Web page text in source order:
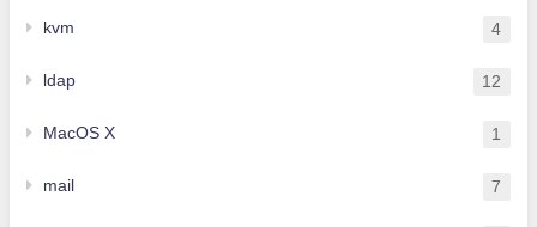
kvm 4
ldap 12
MacOS X 1
mail 7